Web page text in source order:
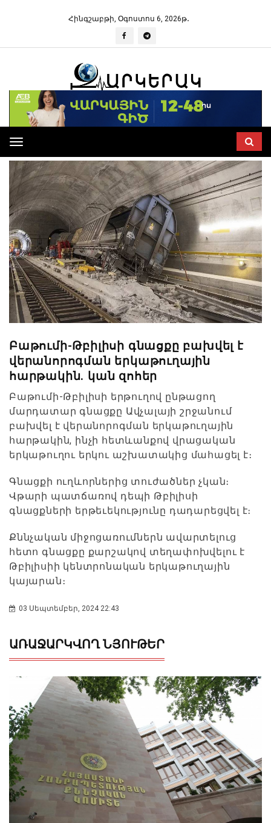
Հինգշաբթի, Օգոստոս 6, 2026թ․
Toggle
navigation
Բաթումի-Թբիլիսի գնացքը բախվել է
վերանորոգման երկաթուղային
հարթակին. կան զոհեր
Բաթումի-Թբիլիսի երթուղով ընթացող
մարդատար գնացքը Ավչալայի շրջանում
բախվել է վերանորոգման երկաթուղային
հարթակին, ինչի հետևանքով վրացական
երկաթուղու երկու աշխատակից մահացել է։
Գնացքի ուղևորներից տուժածներ չկան։
Վթարի պատճառով դեպի Թբիլիսի
գնացքների երթեւեկությունը դադարեցվել է։
Քննչական միջոցառումներն ավարտելուց
հետո գնացքը քարշակով տեղափոխվելու է
Թբիլիսիի կենտրոնական երկաթուղային
կայարան։
03 Սեպտեմբեր, 2024 22:43
ԱՌԱՋԱՐԿՎՈՂ ՆՅՈՒԹԵՐ